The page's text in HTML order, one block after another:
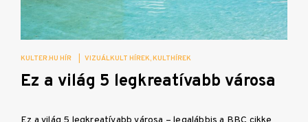
KULTER.HU HÍR VIZUÁLKULT HÍREK KULTHÍREK
Ez a világ 5 legkreatívabb városa